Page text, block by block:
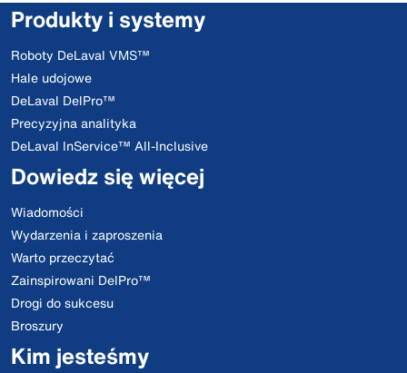
Produkty i systemy
Roboty DeLaval VMS™
Hale udojowe
DeLaval DelPro™
Precyzyjna analityka
DeLaval InService™ All-Inclusive
Dowiedz się więcej
Wiadomości
Wydarzenia i zaproszenia
Warto przeczytać
Zainspirowani DelPro™
Drogi do sukcesu
Broszury
Kim jesteśmy